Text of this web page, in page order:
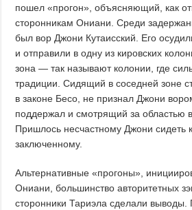
пошел «прогон», объясняющий, как
сторонникам Ониани. Среди
был вор Джони Кутаисский. Его
и отправили в одну из кировских
зона — так называют колонии, где
традиции. Сидящий в соседней зоне
в законе Бесо, не признал Джони
поддержал и смотрящий за областью
Пришлось несчастному Джони сидеть
заключенному.
Альтернативные «прогоны»,
Ониани, большинство авторитетных
сторонники Тариэла сделали выводы.